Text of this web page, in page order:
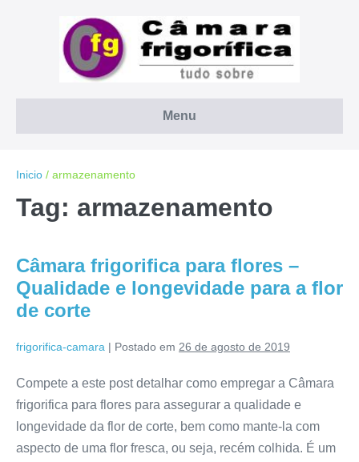
Menu
Inicio / armazenamento
Tag: armazenamento
Câmara frigorifica para flores –
Qualidade e longevidade para a flor
de corte
frigorifica-camara | Postado em 26 de agosto de 2019
Compete a este post detalhar como empregar a Câmara
frigorifica para flores para assegurar a qualidade e
longevidade da flor de corte, bem como mante-la com
aspecto de uma flor fresca, ou seja, recém colhida. É um